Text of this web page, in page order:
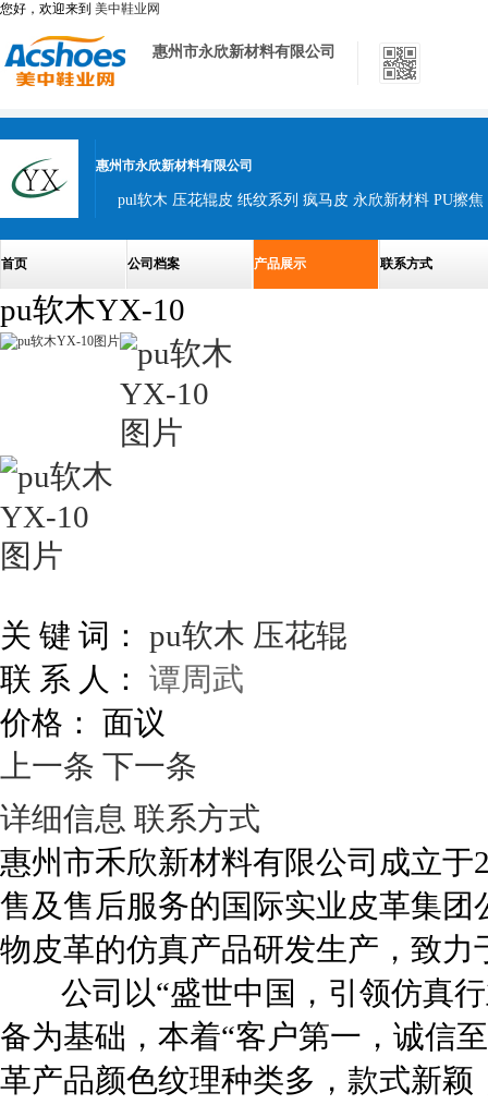
您好，欢迎来到 美中鞋业网
惠州市永欣新材料有限公司
惠州市永欣新材料有限公司
pul软木 压花辊皮 纸纹系列 疯马皮 永欣新材料 PU擦焦
首页 公司档案 产品展示 联系方式
pu软木YX-10
关 键 词： pu软木 压花辊
联 系 人： 谭周武
价格： 面议
上一条 下一条
详细信息 联系方式
惠州市禾欣新材料有限公司成立
售及售后服务的国际实业皮革集
物皮革的仿真产品研发生产，致
公司以“盛世中国，引领仿真行
备为基础，本着“客户第一，诚信
革产品颜色纹理种类多，款式新